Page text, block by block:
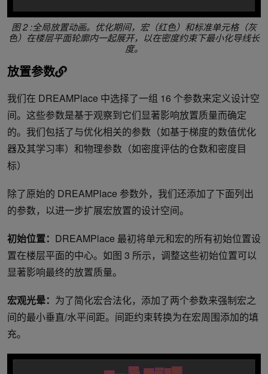
图 2 :全局放置动画。优化期间，宏（红色）和标准单元格（灰
色）在楼层平面轮廓内一起展开，以在密度约束下最小化导线长
度。
放置参数
我们在 DREAMPlace 中选择了一组 16 个参数来定义设计空
间。这些参数是基于观察到它们显著影响放置质量而确定
的。我们包括了与优化相关的参数（如基于梯度的数值优化
器及其学习率）和物理参数（如密度评估的仓数和密度目
标）
除了原始的 DREAMPlace 参数外，我们还添加了下面列出
的参数，以进一步扩展宏放置的设计空间。
初始位置： DREAMPlace 最初将单元和宏的所有初始位置设
置在楼层平面的中心。如图 3 所示，调整这些初始位置可以
显著影响最终的放置质量。
宏观光晕： 为了简化宏合法化，添加了两个参数来强制宏之
间的最小垂直/水平间距。间距约束转换为在宏周围添加的填
充。